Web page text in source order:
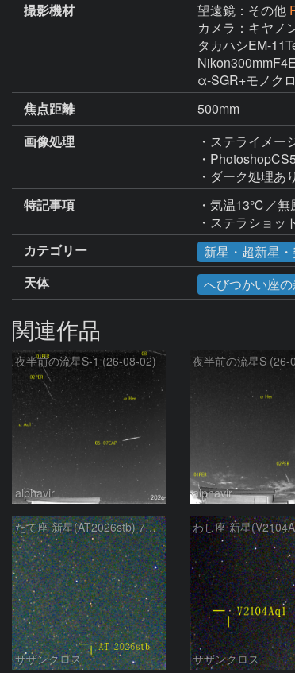
撮影機材
望遠鏡：その他
カメラ：キヤノ
タカハシEM-
α-SGR+モノク
焦点距離
500mm
画像処理
・ステライメ
・
・ダーク処理あ
特記事項
・気温13℃／無
・ステラショッ
カテゴリー
新星・超新星
天体
へびつかい座
関連作品
夜半前の流星S-1 (26-08-02)
alphavir
夜半前の流星S (26-
alphavir
たて座 新星(AT2026stb) 7月14日 Seestar50
サザンクロス サザンクロス